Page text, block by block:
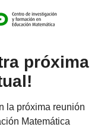
próxima
la próxima reunión
Matemática